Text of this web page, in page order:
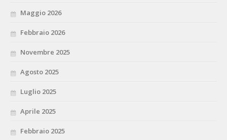
Maggio 2026
Febbraio 2026
Novembre 2025
Agosto 2025
Luglio 2025
Aprile 2025
Febbraio 2025